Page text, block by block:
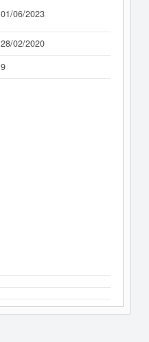
01/06/2023
28/02/2020
9